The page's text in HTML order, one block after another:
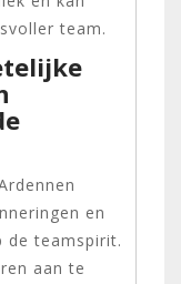
team.
en
de teamspirit.
aan te